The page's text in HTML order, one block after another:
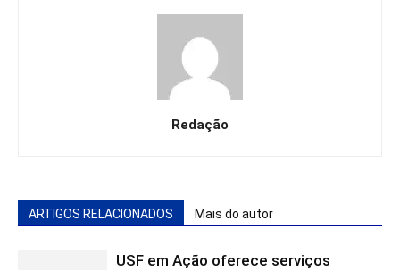
Redação
ARTIGOS RELACIONADOS Mais do autor
USF em Ação oferece serviços